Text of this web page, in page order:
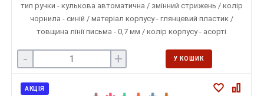
тип ручки - кулькова автоматична / змінний стрижень / колір
чорнила - синій / матеріал корпусу - глянцевий пластик /
товщина лінії письма - 0,7 мм / колір корпусу - асорті
- + У КОШИК
АКЦІЯ